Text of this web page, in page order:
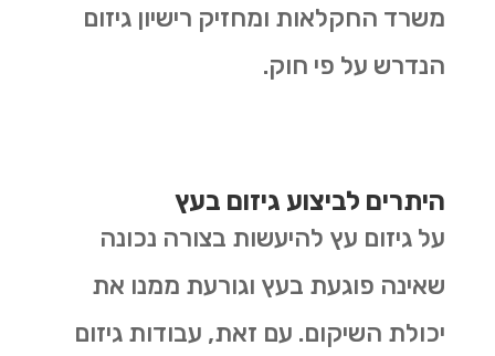
משרד החקלאות ומחזיק רישיון גיזום
הנדרש על פי חוק.
היתרים לביצוע גיזום בעץ
על גיזום עץ להיעשות בצורה נכונה
שאינה פוגעת בעץ וגורעת ממנו את
יכולת השיקום. עם זאת, עבודות גיזום